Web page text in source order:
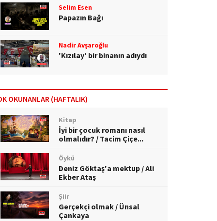
Selim Esen
Papazın Bağı
Nadir Avşaroğlu
'Kızılay' bir binanın adıydı
OKUNANLAR (HAFTALIK)
Kitap
İyi bir çocuk romanı nasıl
olmalıdır? / Tacim Çiçe...
Öykü
Deniz Göktaş'a mektup / Ali
Ekber Ataş
Şiir
Gerçekçi olmak / Ünsal
Çankaya